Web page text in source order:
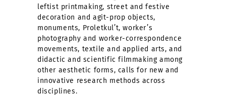
leftist printmaking, street and festive
decoration and agit-prop objects,
monuments, Proletkul’t, worker’s
photography and worker-correspondence
movements, textile and applied arts, and
didactic and scientific filmmaking among
other aesthetic forms, calls for new and
innovative research methods across
disciplines.